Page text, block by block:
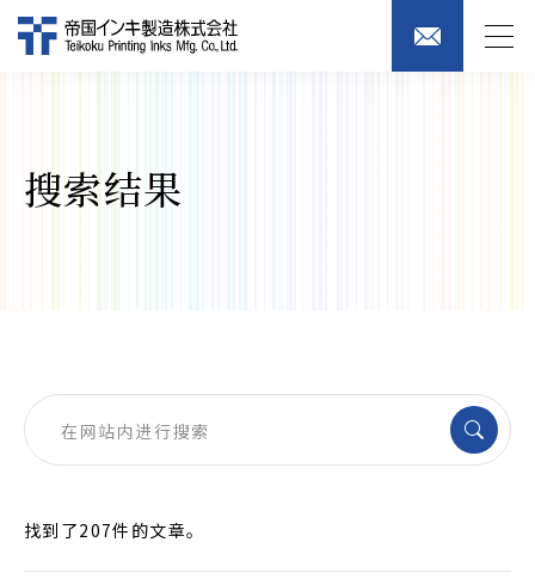
搜索结果
找到了207件的文章。